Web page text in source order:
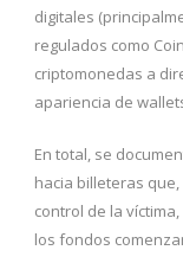
digitales
regulados como
criptomonedas a
apariencia de
En total, se
hacia billeteras
control de la
los fondos